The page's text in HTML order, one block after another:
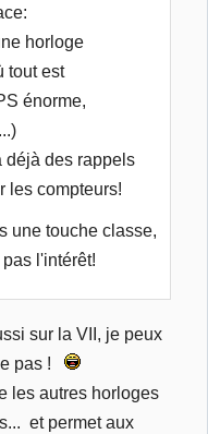
horloge
tout est
énorme,
déjà des rappels
les compteurs!
une touche classe,
l'intérêt!
sur la VII, je peux
pas !
les autres horloges
et permet aux